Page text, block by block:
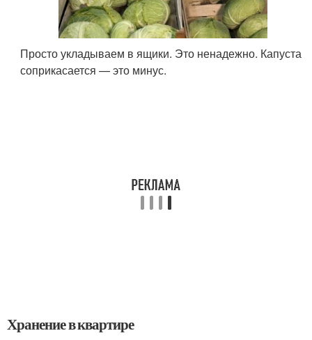
Просто укладываем в ящики. Это ненадежно. Капуста
соприкасается — это минус.
Хранение в квартире